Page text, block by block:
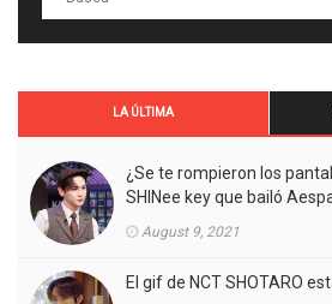
LA ÚLTIMA
¿Se te rompieron los
SHINee key que bailó
August 9, 2021
El gif de NCT SHOTARO